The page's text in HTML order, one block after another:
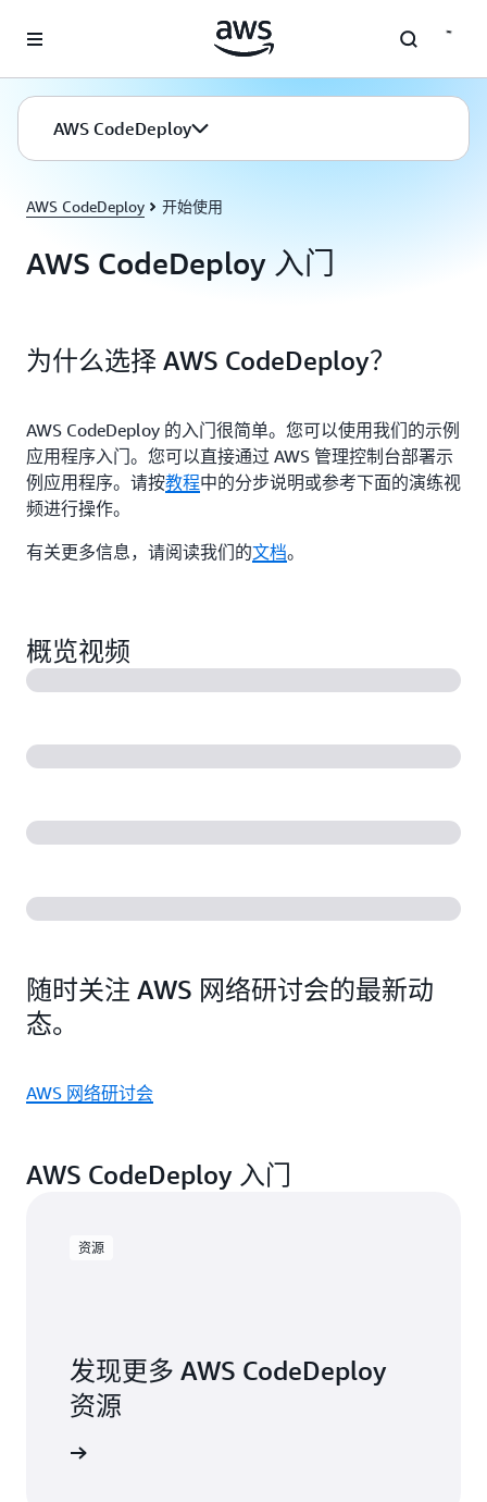
AWS CodeDeploy
AWS CodeDeploy 开始使用
AWS CodeDeploy 入门
为什么选择 AWS CodeDeploy？
AWS CodeDeploy 的入门很简单。您可以使用我们的示例
应用程序入门。您可以直接通过 AWS 管理控制台部署示
例应用程序。请按教程中的分步说明或参考下面的演练视
频进行操作。
有关更多信息，请阅读我们的文档。
概览视频
随时关注 AWS 网络研讨会的最新动
态。
AWS 网络研讨会
AWS CodeDeploy 入门
资源
发现更多 AWS CodeDeploy
资源